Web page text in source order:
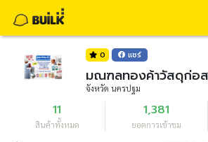
0 แชร์
มณฑลทองค้าวัสดุก่อ
จังหวัด นครปฐม
11
สินค้าทั้งหมด
1,381
ยอดการเข้าชม